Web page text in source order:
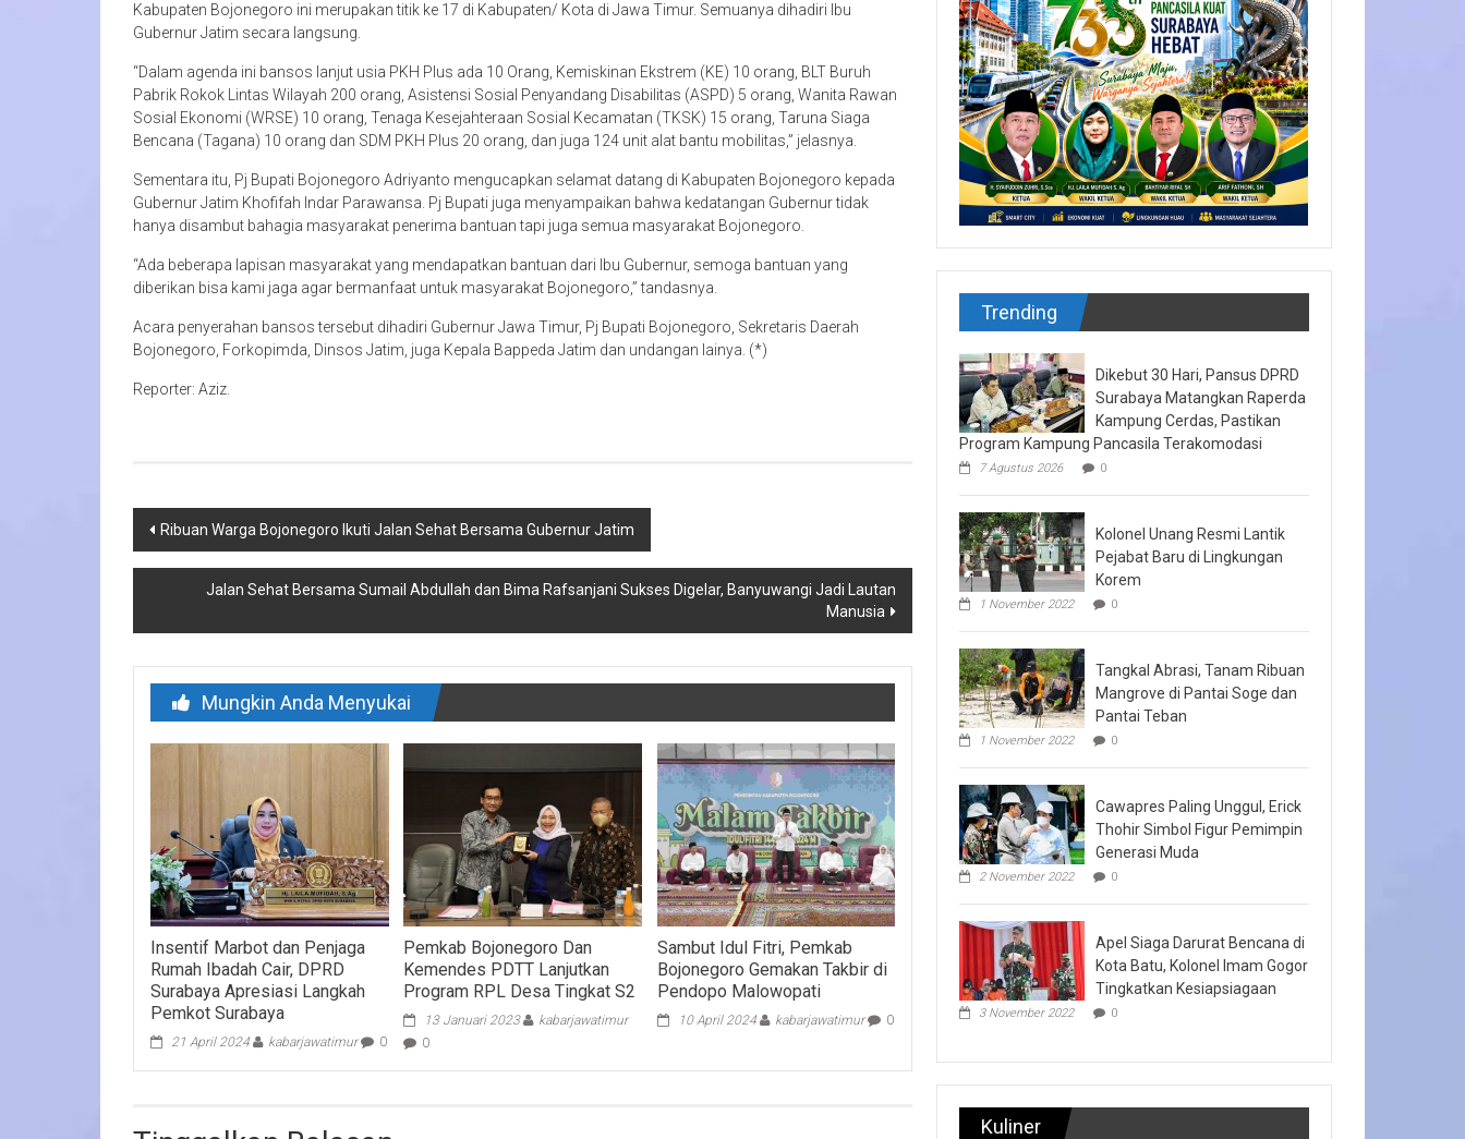
Kabupaten Bojonegoro ini merupakan titik ke 17 di Kabupaten/ Kota di Jawa Timur. Semuanya dihadiri Ibu
Gubernur Jatim secara langsung.
“Dalam agenda ini bansos lanjut usia PKH Plus ada 10 Orang, Kemiskinan Ekstrem (KE) 10 orang, BLT Buruh
Pabrik Rokok Lintas Wilayah 200 orang, Asistensi Sosial Penyandang Disabilitas (ASPD) 5 orang, Wanita Rawan
Sosial Ekonomi (WRSE) 10 orang, Tenaga Kesejahteraan Sosial Kecamatan (TKSK) 15 orang, Taruna Siaga
Bencana (Tagana) 10 orang dan SDM PKH Plus 20 orang, dan juga 124 unit alat bantu mobilitas,” jelasnya.
Sementara itu, Pj Bupati Bojonegoro Adriyanto mengucapkan selamat datang di Kabupaten Bojonegoro kepada
Gubernur Jatim Khofifah Indar Parawansa. Pj Bupati juga menyampaikan bahwa kedatangan Gubernur tidak
hanya disambut bahagia masyarakat penerima bantuan tapi juga semua masyarakat Bojonegoro.
“Ada beberapa lapisan masyarakat yang mendapatkan bantuan dari Ibu Gubernur, semoga bantuan yang
diberikan bisa kami jaga agar bermanfaat untuk masyarakat Bojonegoro,” tandasnya.
Acara penyerahan bansos tersebut dihadiri Gubernur Jawa Timur, Pj Bupati Bojonegoro, Sekretaris Daerah
Bojonegoro, Forkopimda, Dinsos Jatim, juga Kepala Bappeda Jatim dan undangan lainya. (*)
Reporter: Aziz.
Navigasi
pos
Ribuan Warga Bojonegoro Ikuti Jalan Sehat Bersama Gubernur Jatim
Jalan Sehat Bersama Sumail Abdullah dan Bima Rafsanjani Sukses Digelar, Banyuwangi Jadi Lautan
Manusia
Mungkin Anda Menyukai
Insentif Marbot dan Penjaga
Rumah Ibadah Cair, DPRD
Surabaya Apresiasi Langkah
Pemkot Surabaya
21 April 2024 kabarjawatimur 0
Pemkab Bojonegoro Dan
Kemendes PDTT Lanjutkan
Program RPL Desa Tingkat S2
13 Januari 2023
kabarjawatimur
0
Sambut Idul Fitri, Pemkab
Bojonegoro Gemakan Takbir di
Pendopo Malowopati
10 April 2024 kabarjawatimur 0
Trending
Dikebut 30 Hari, Pansus DPRD
Surabaya Matangkan Raperda
Kampung Cerdas, Pastikan
Program Kampung Pancasila Terakomodasi
7 Agustus 2026 0
Kolonel Unang Resmi Lantik
Pejabat Baru di Lingkungan
Korem
1 November 2022 0
Tangkal Abrasi, Tanam Ribuan
Mangrove di Pantai Soge dan
Pantai Teban
1 November 2022 0
Cawapres Paling Unggul, Erick
Thohir Simbol Figur Pemimpin
Generasi Muda
2 November 2022 0
Apel Siaga Darurat Bencana di
Kota Batu, Kolonel Imam Gogor
Tingkatkan Kesiapsiagaan
3 November 2022 0
Kuliner